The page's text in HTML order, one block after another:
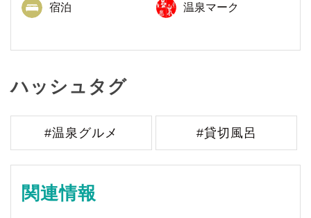
宿泊 温泉マーク
ハッシュタグ
#温泉グルメ #貸切風呂
関連情報